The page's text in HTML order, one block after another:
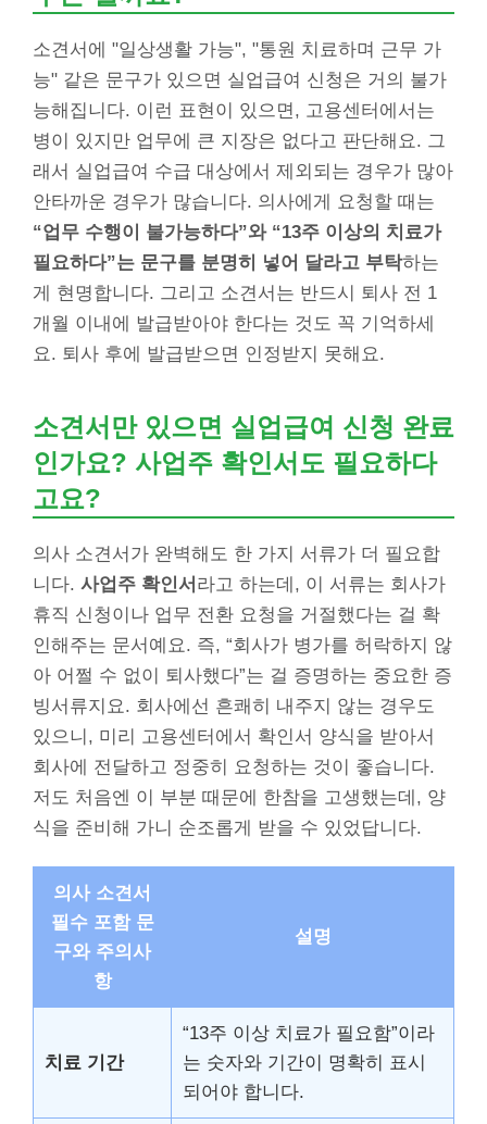
소견서에 "일상생활 가능", "통원 치료하며 근무 가
능" 같은 문구가 있으면 실업급여 신청은 거의 불가
능해집니다. 이런 표현이 있으면, 고용센터에서는
병이 있지만 업무에 큰 지장은 없다고 판단해요. 그
래서 실업급여 수급 대상에서 제외되는 경우가 많아
안타까운 경우가 많습니다. 의사에게 요청할 때는
“업무 수행이 불가능하다”와 “13주 이상의 치료가
필요하다”는 문구를 분명히 넣어 달라고 부탁하는
게 현명합니다. 그리고 소견서는 반드시 퇴사 전 1
개월 이내에 발급받아야 한다는 것도 꼭 기억하세
요. 퇴사 후에 발급받으면 인정받지 못해요.
소견서만 있으면 실업급여 신청 완료
인가요? 사업주 확인서도 필요하다
고요?
의사 소견서가 완벽해도 한 가지 서류가 더 필요합
니다. 사업주 확인서 라고 하는데, 이 서류는 회사가
휴직 신청이나 업무 전환 요청을 거절했다는 걸 확
인해주는 문서예요. 즉, “회사가 병가를 허락하지 않
아 어쩔 수 없이 퇴사했다”는 걸 증명하는 중요한 증
빙서류지요. 회사에선 흔쾌히 내주지 않는 경우도
있으니, 미리 고용센터에서 확인서 양식을 받아서
회사에 전달하고 정중히 요청하는 것이 좋습니다.
저도 처음엔 이 부분 때문에 한참을 고생했는데, 양
식을 준비해 가니 순조롭게 받을 수 있었답니다.
의사 소견서
필수 포함 문
구와 주의사
항
설명
치료 기간
“13주 이상 치료가 필요함”이라
는 숫자와 기간이 명확히 표시
되어야 합니다.